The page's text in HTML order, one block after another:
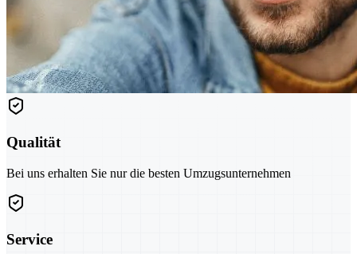
Qualität
Bei uns erhalten Sie nur die besten Umzugsunternehmen
Service